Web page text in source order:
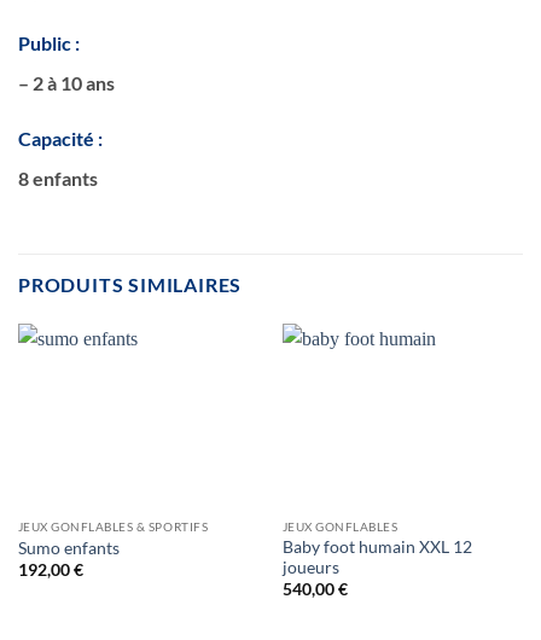
Public :
– 2 à 10 ans
Capacité :
8 enfants
PRODUITS SIMILAIRES
JEUX GONFLABLES & SPORTIFS
Sumo enfants
192,00€
JEUX GONFLABLES
Baby foot humain XXL 12
joueurs
540,00€